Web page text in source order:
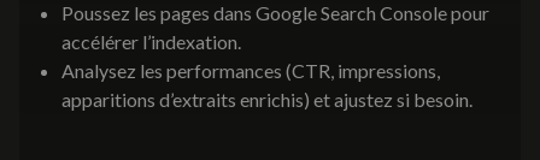
Poussez les pages dans Google Search Console pour
accélérer l’indexation.
Analysez les performances (CTR, impressions,
apparitions d’extraits enrichis) et ajustez si besoin.